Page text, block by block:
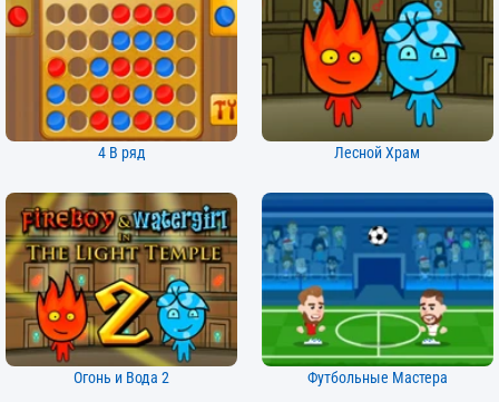
4 В ряд Лесной Храм
Огонь и Вода 2 Футбольные Мастера